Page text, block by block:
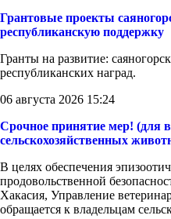
Грантовые проекты
республиканскую поддержку
Гранты на развитие:
республиканских наград.
06 августа 2026 15:24
Срочное принятие мер! (для
сельскохозяйственных
В целях обеспечения
продовольственной
Хакасия, Управление
обращается к владельцам